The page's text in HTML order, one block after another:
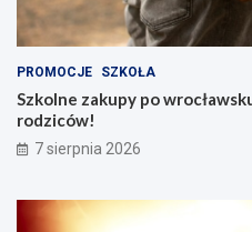
PROMOCJE SZKOŁA
Szkolne zakupy po
rodziców!
7 sierpnia 2026